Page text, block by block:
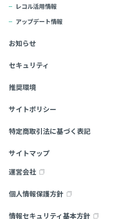
レコル活用情報
アップデート情報
お知らせ
セキュリティ
推奨環境
サイトポリシー
特定商取引法に基づく表記
サイトマップ
運営会社
個人情報保護方針
情報セキュリティ基本方針